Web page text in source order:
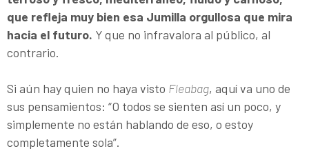
que refleja muy bien esa Jumilla orgullosa que mira
hacia el futuro. Y que no infravalora al público, al
contrario.
Si aún hay quien no haya visto Fleabag, aquí va uno de
sus pensamientos: “O todos se sienten así un poco, y
simplemente no están hablando de eso, o estoy
completamente sola”.